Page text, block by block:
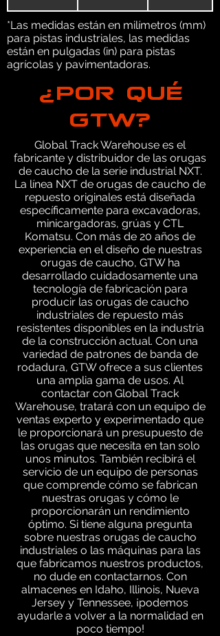
*Las medidas están en milímetros (mm)
para pistas industriales, las medidas
están en pulgadas (in) para pistas
agrícolas y pavimentadoras.
¿POR QUÉ
GTW?
Global Track Warehouse es el
fabricante y distribuidor de las orugas
de caucho de la serie industrial NXT.
La línea NXT de orugas de caucho de
repuesto originales está diseñada
específicamente para excavadoras,
minicargadoras, grúas y CTL
Komatsu. Con más de 20 años de
experiencia en el diseño de nuestras
orugas de caucho, GTW ha
desarrollado cuidadosamente una
tecnología de fabricación para
producir las orugas de caucho
industriales de repuesto más
resistentes disponibles en la industria
de la construcción actual. Con una
variedad de patrones de banda de
rodadura, GTW ofrece a sus clientes
una amplia gama de usos. Al
contactar con Global Track
Warehouse, tratará con un equipo de
ventas experto y experimentado que
le proporcionará un presupuesto de
las orugas que necesita en tan solo
unos minutos. También recibirá el
servicio de un equipo de personas
que comprende cómo se fabrican
nuestras orugas y cómo le
proporcionarán un rendimiento
óptimo. Si tiene alguna pregunta
sobre nuestras orugas de caucho
industriales o las máquinas para las
que fabricamos nuestros productos,
no dude en contactarnos. Con
almacenes en Idaho, Illinois, Nueva
Jersey y Tennessee, ¡podemos
ayudarle a volver a la normalidad en
poco tiempo!